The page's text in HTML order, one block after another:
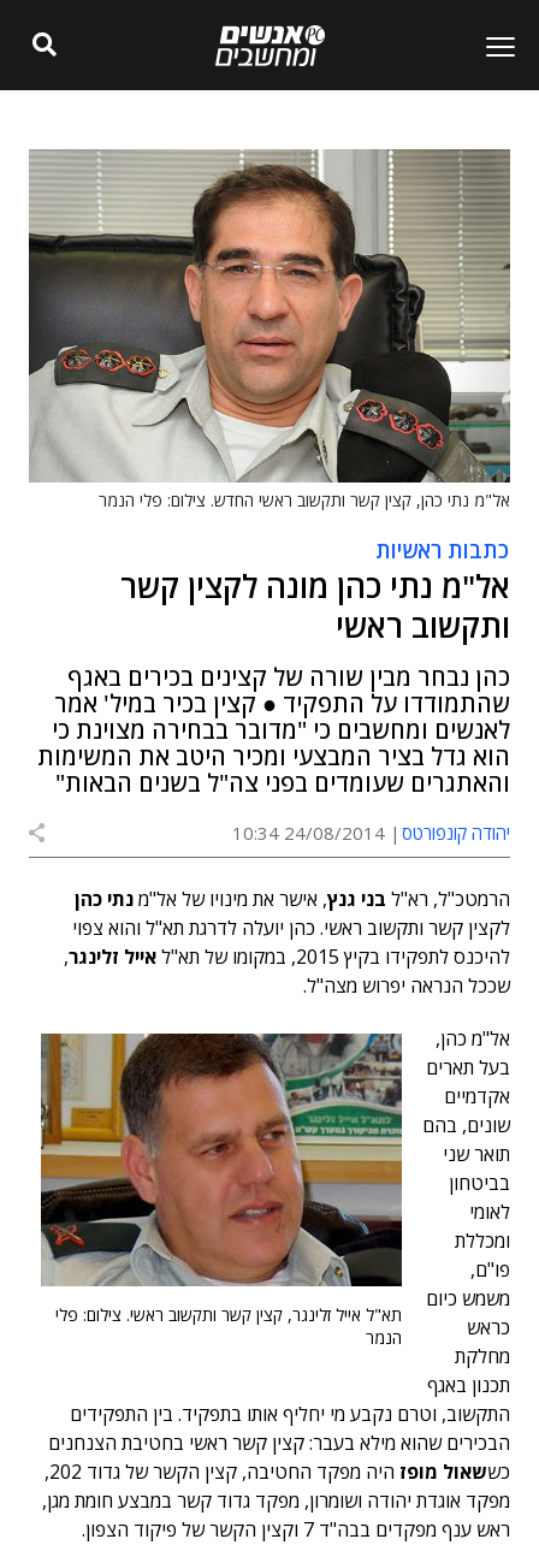
אל"מ נתי כהן, קצין קשר ותקשוב ראשי החדש. צילום: פלי הנמר
כתבות ראשיות
אל"מ נתי כהן מונה לקצין קשר
ותקשוב ראשי
כהן נבחר מבין שורה של קצינים בכירים באגף
שהתמודדו על התפקיד ● קצין בכיר במיל' אמר
לאנשים ומחשבים כי "מדובר בבחירה מצוינת כי
הוא גדל בציר המבצעי ומכיר היטב את המשימות
והאתגרים שעומדים בפני צה"ל בשנים הבאות"
יהודה קונפורטס 24/08/2014 10:34
הרמטכ"ל, רא"ל בני גנץ, אישר את מינויו של אל"מנתי כהן
לקצין קשר ותקשוב ראשי. כהן יועלה לדרגת תא"ל והוא צפוי
להיכנס לתפקידו בקיץ 2015, במקומו של תא"ל
אייל זלינגר,
שככל הנראה יפרוש מצה"ל.
תא"ל אייל זלינגר, קצין קשר ותקשוב ראשי. צילום: פלי
הנמר
אל"מ כהן,
בעל תארים
אקדמיים
שונים, בהם
תואר שני
בביטחון
לאומי
ומכללת
פו"ם,
משמש כיום
כראש
מחלקת
תכנון באגף
התקשוב, וטרם נקבע מי יחליף אותו בתפקיד. בין התפקידים
הבכירים שהוא מילא בעבר: קצין קשר ראשי בחטיבת הצנחנים
כששאול מופז
היה מפקד החטיבה, קצין הקשר של גדוד 202,
מפקד אוגדת יהודה ושומרון, מפקד גדוד קשר במבצע חומת מגן,
ראש ענף מפקדים בבה"ד 7 וקצין הקשר של פיקוד הצפון.